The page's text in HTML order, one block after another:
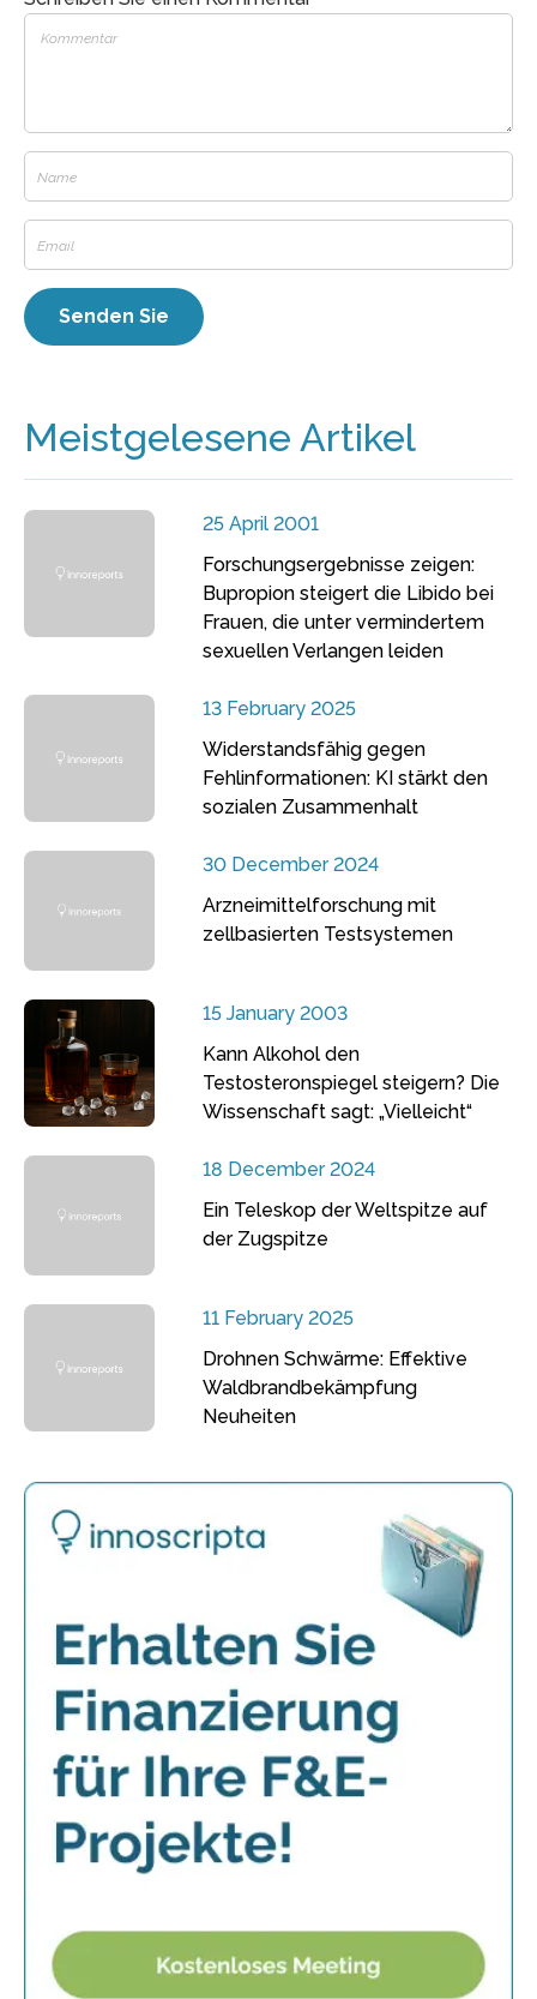
Meistgelesene Artikel
25 April 2001
Forschungsergebnisse zeigen:
Bupropion steigert die Libido bei
Frauen, die unter vermindertem
sexuellen Verlangen leiden
13 February 2025
Widerstandsfähig gegen
Fehlinformationen: KI stärkt den
sozialen Zusammenhalt
30 December 2024
Arzneimittelforschung mit
zellbasierten Testsystemen
15 January 2003
Kann Alkohol den
Testosteronspiegel steigern? Die
Wissenschaft sagt: „Vielleicht“
18 December 2024
Ein Teleskop der Weltspitze auf
der Zugspitze
11 February 2025
Drohnen Schwärme: Effektive
Waldbrandbekämpfung
Neuheiten